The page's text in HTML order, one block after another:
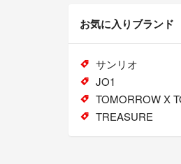
お気に入りブランド
サンリオ
JO1
TOMORROW X
TREASURE